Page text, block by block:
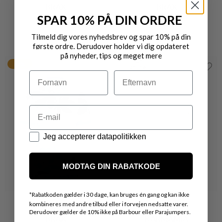
KLASSISK POLOSHIRT
DKK 599,-
DKK 479,20
CLEO MARITIM POLOSHIRT
DKK 699,-
DKK 559,20
BRAX
Kun
KARMAMIA
SPAR 10% PÅ DIN ORDRE
Tilmeld dig vores nyhedsbrev og spar 10% på din
første ordre. Derudover holder vi dig opdateret
på nyheder, tips og meget mere
Navn Efternavn
Email
Datapolitik
Jeg accepterer datapolitikken
MODTAG DIN RABATKODE
*Rabatkoden gælder i 30 dage, kan bruges én gang og kan ikke
kombineres med andre tilbud eller i forvejen nedsatte varer.
Derudover gælder de 10% ikke på Barbour eller Parajumpers.